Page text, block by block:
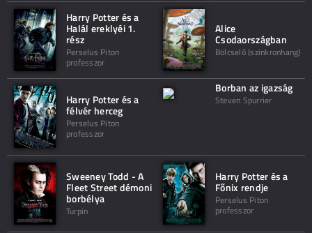
Harry Potter és a
Halál ereklyéi 1.
rész
Perselus Piton
professzor
Alice
Csodaországban
Bölcselő (szinkronhang)
Harry Potter és a
félvér herceg
Perselus Piton
professzor
Borban az igazság
Steven Spurrier
Sweeney Todd - A
Fleet Street démoni
borbélya
Turpin
Harry Potter és a
Főnix rendje
Perselus Piton
professzor